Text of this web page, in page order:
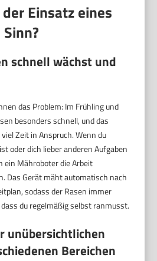
Einsatz eines
schnell wächst und
das Problem: Im Frühling und
besonders schnell, und das
Zeit in Anspruch. Wenn du
oder dich lieber anderen Aufgaben
Mähroboter die Arbeit
Das Gerät mäht automatisch nach
sodass der Rasen immer
du regelmäßig selbst ranmusst.
unübersichtlichen
Bereichen